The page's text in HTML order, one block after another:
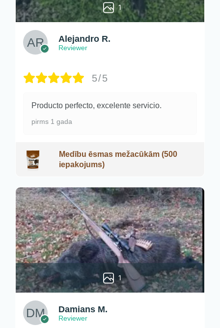
1
Alejandro R.
Reviewer
5/5
Producto perfecto, excelente servicio.
pirms 1 gada
Medību ēsmas mežacūkām (500
iepakojums)
1
Damians M.
Reviewer